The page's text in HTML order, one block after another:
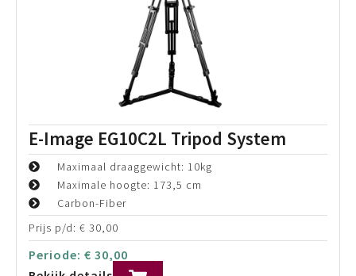
Statieven
Statieven
Alle categorieën
Zoek op product
Filter op type